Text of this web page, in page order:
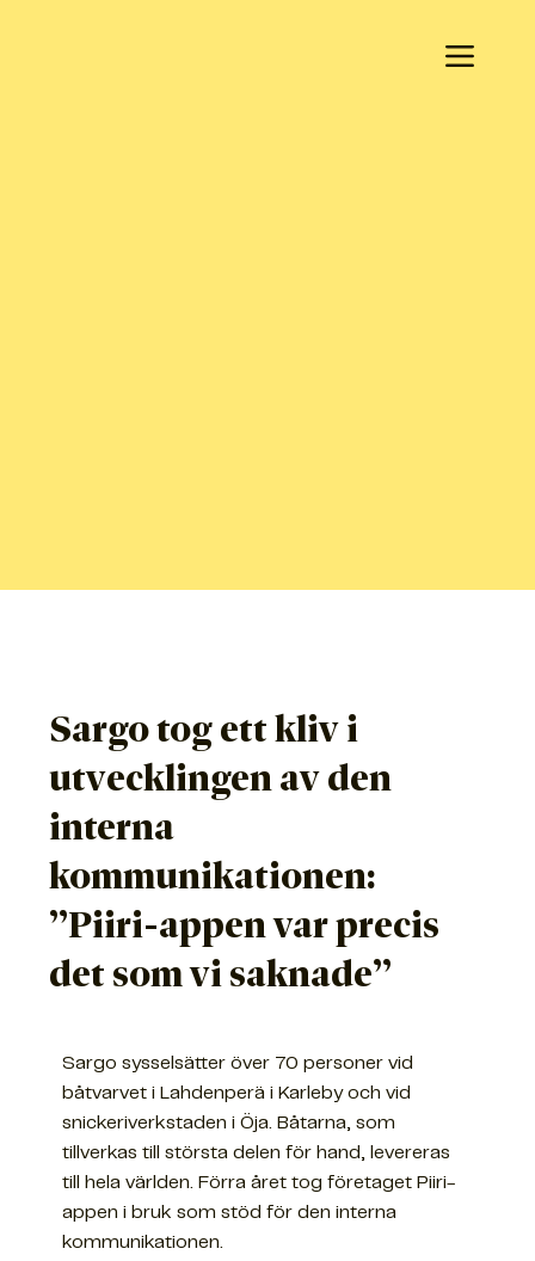
Sargo tog ett kliv i
utvecklingen av den
interna
kommunikationen:
”Piiri-appen var precis
det som vi saknade”
Sargo sysselsätter över 70 personer vid
båtvarvet i Lahdenperä i Karleby och vid
snickeriverkstaden i Öja. Båtarna, som
tillverkas till största delen för hand, levereras
till hela världen. Förra året tog företaget Piiri-
appen i bruk som stöd för den interna
kommunikationen.